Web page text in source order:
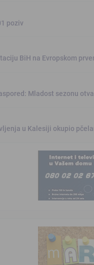
poziv
BiH na Evropskom
Mladost sezonu
u Kalesiji okupio